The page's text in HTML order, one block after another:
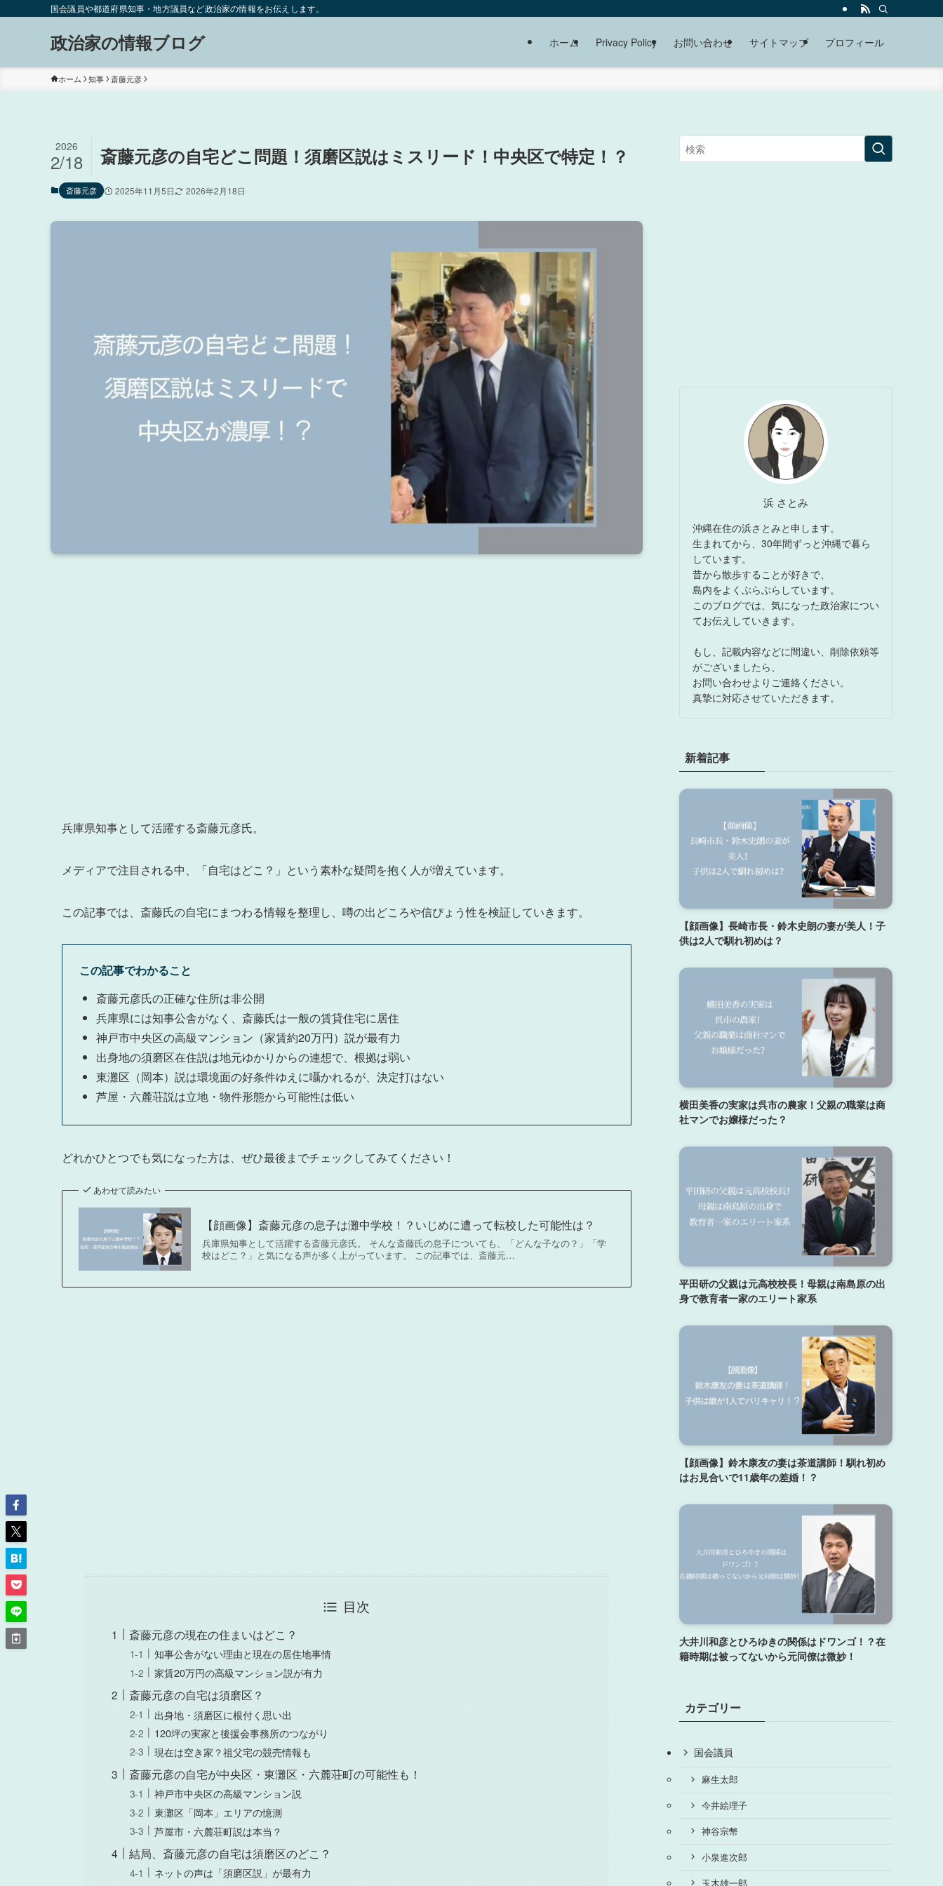
国会議員や都道府県知事・地方議員など政治家の情報をお伝えします。
政治家の情報ブログ ホーム Privacy Policy お問い合わせ サイトマップ プロフィール
ホーム 知事 斎藤元彦
斎藤元彦の自宅どこ問題！須磨区説はミスリード！中央区で特定！？
2026
2/18
斎藤元彦 2025年11月5日 2026年2月18日
兵庫県知事として活躍する斎藤元彦氏。
メディアで注目される中、「自宅はどこ？」という素朴な疑問を抱く人が増えています。
この記事では、斎藤氏の自宅にまつわる情報を整理し、噂の出どころや信ぴょう性を検証していきます。
この記事でわかること
斎藤元彦氏の正確な住所は非公開
兵庫県には知事公舎がなく、斎藤氏は一般の賃貸住宅に居住
神戸市中央区の高級マンション（家賃約20万円）説が最有力
出身地の須磨区在住説は地元ゆかりからの連想で、根拠は弱い
東灘区（岡本）説は環境面の好条件ゆえに囁かれるが、決定打はない
芦屋・六麓荘説は立地・物件形態から可能性は低い
どれかひとつでも気になった方は、ぜひ最後までチェックしてみてください！
あわせて読みたい
【顔画像】斎藤元彦の息子は灘中学校！？いじめに遭って転校した可能性は？
兵庫県知事として活躍する斎藤元彦氏。 そんな斎藤氏の息子についても、「どんな子なの？」「学
校はどこ？」と気になる声が多く上がっています。 この記事では、斎藤元…
目次
斎藤元彦の現在の住まいはどこ？
知事公舎がない理由と現在の居住地事情
家賃20万円の高級マンション説が有力
斎藤元彦の自宅は須磨区？
出身地・須磨区に根付く思い出
120坪の実家と後援会事務所のつながり
現在は空き家？祖父宅の競売情報も
斎藤元彦の自宅が中央区・東灘区・六麓荘町の可能性も！
神戸市中央区の高級マンション説
東灘区「岡本」エリアの憶測
芦屋市・六麓荘町説は本当？
結局、斎藤元彦の自宅は須磨区のどこ？
ネットの声は「須磨区説」が最有力
浜 さとみ
沖縄在住の浜さとみと申します。
生まれてから、30年間ずっと沖縄で暮ら
しています。
昔から散歩することが好きで、
島内をよくぶらぶらしています。
このブログでは、気になった政治家につい
てお伝えしていきます。
もし、記載内容などに間違い、削除依頼等
がございましたら、
お問い合わせよりご連絡ください。
真摯に対応させていただきます。
新着記事
【顔画像】長崎市長・鈴木史朗の妻が美人！子
供は2人で馴れ初めは？
横田美香の実家は呉市の農家！父親の職業は商
社マンでお嬢様だった？
平田研の父親は元高校校長！母親は南島原の出
身で教育者一家のエリート家系
【顔画像】鈴木康友の妻は茶道講師！馴れ初め
はお見合いで11歳年の差婚！？
大井川和彦とひろゆきの関係はドワンゴ！？在
籍時期は被ってないから元同僚は微妙！
カテゴリー
国会議員
麻生太郎
今井絵理子
神谷宗幣
小泉進次郎
玉木雄一郎